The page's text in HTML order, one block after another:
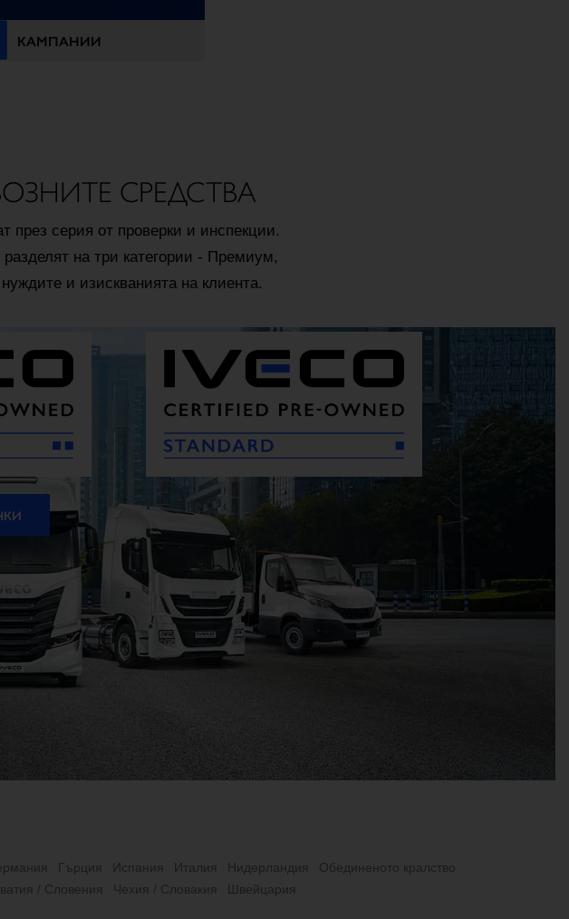
КАМПАНИИ
СРЕДСТВА
през серия от проверки и инспекции.
на три категории - Премиум,
и изискванията на клиента.
Гърция Испания Итaлия Нидерландия
Обединеното кралство
/ Словения Чехия / Словакия Швeйцapия